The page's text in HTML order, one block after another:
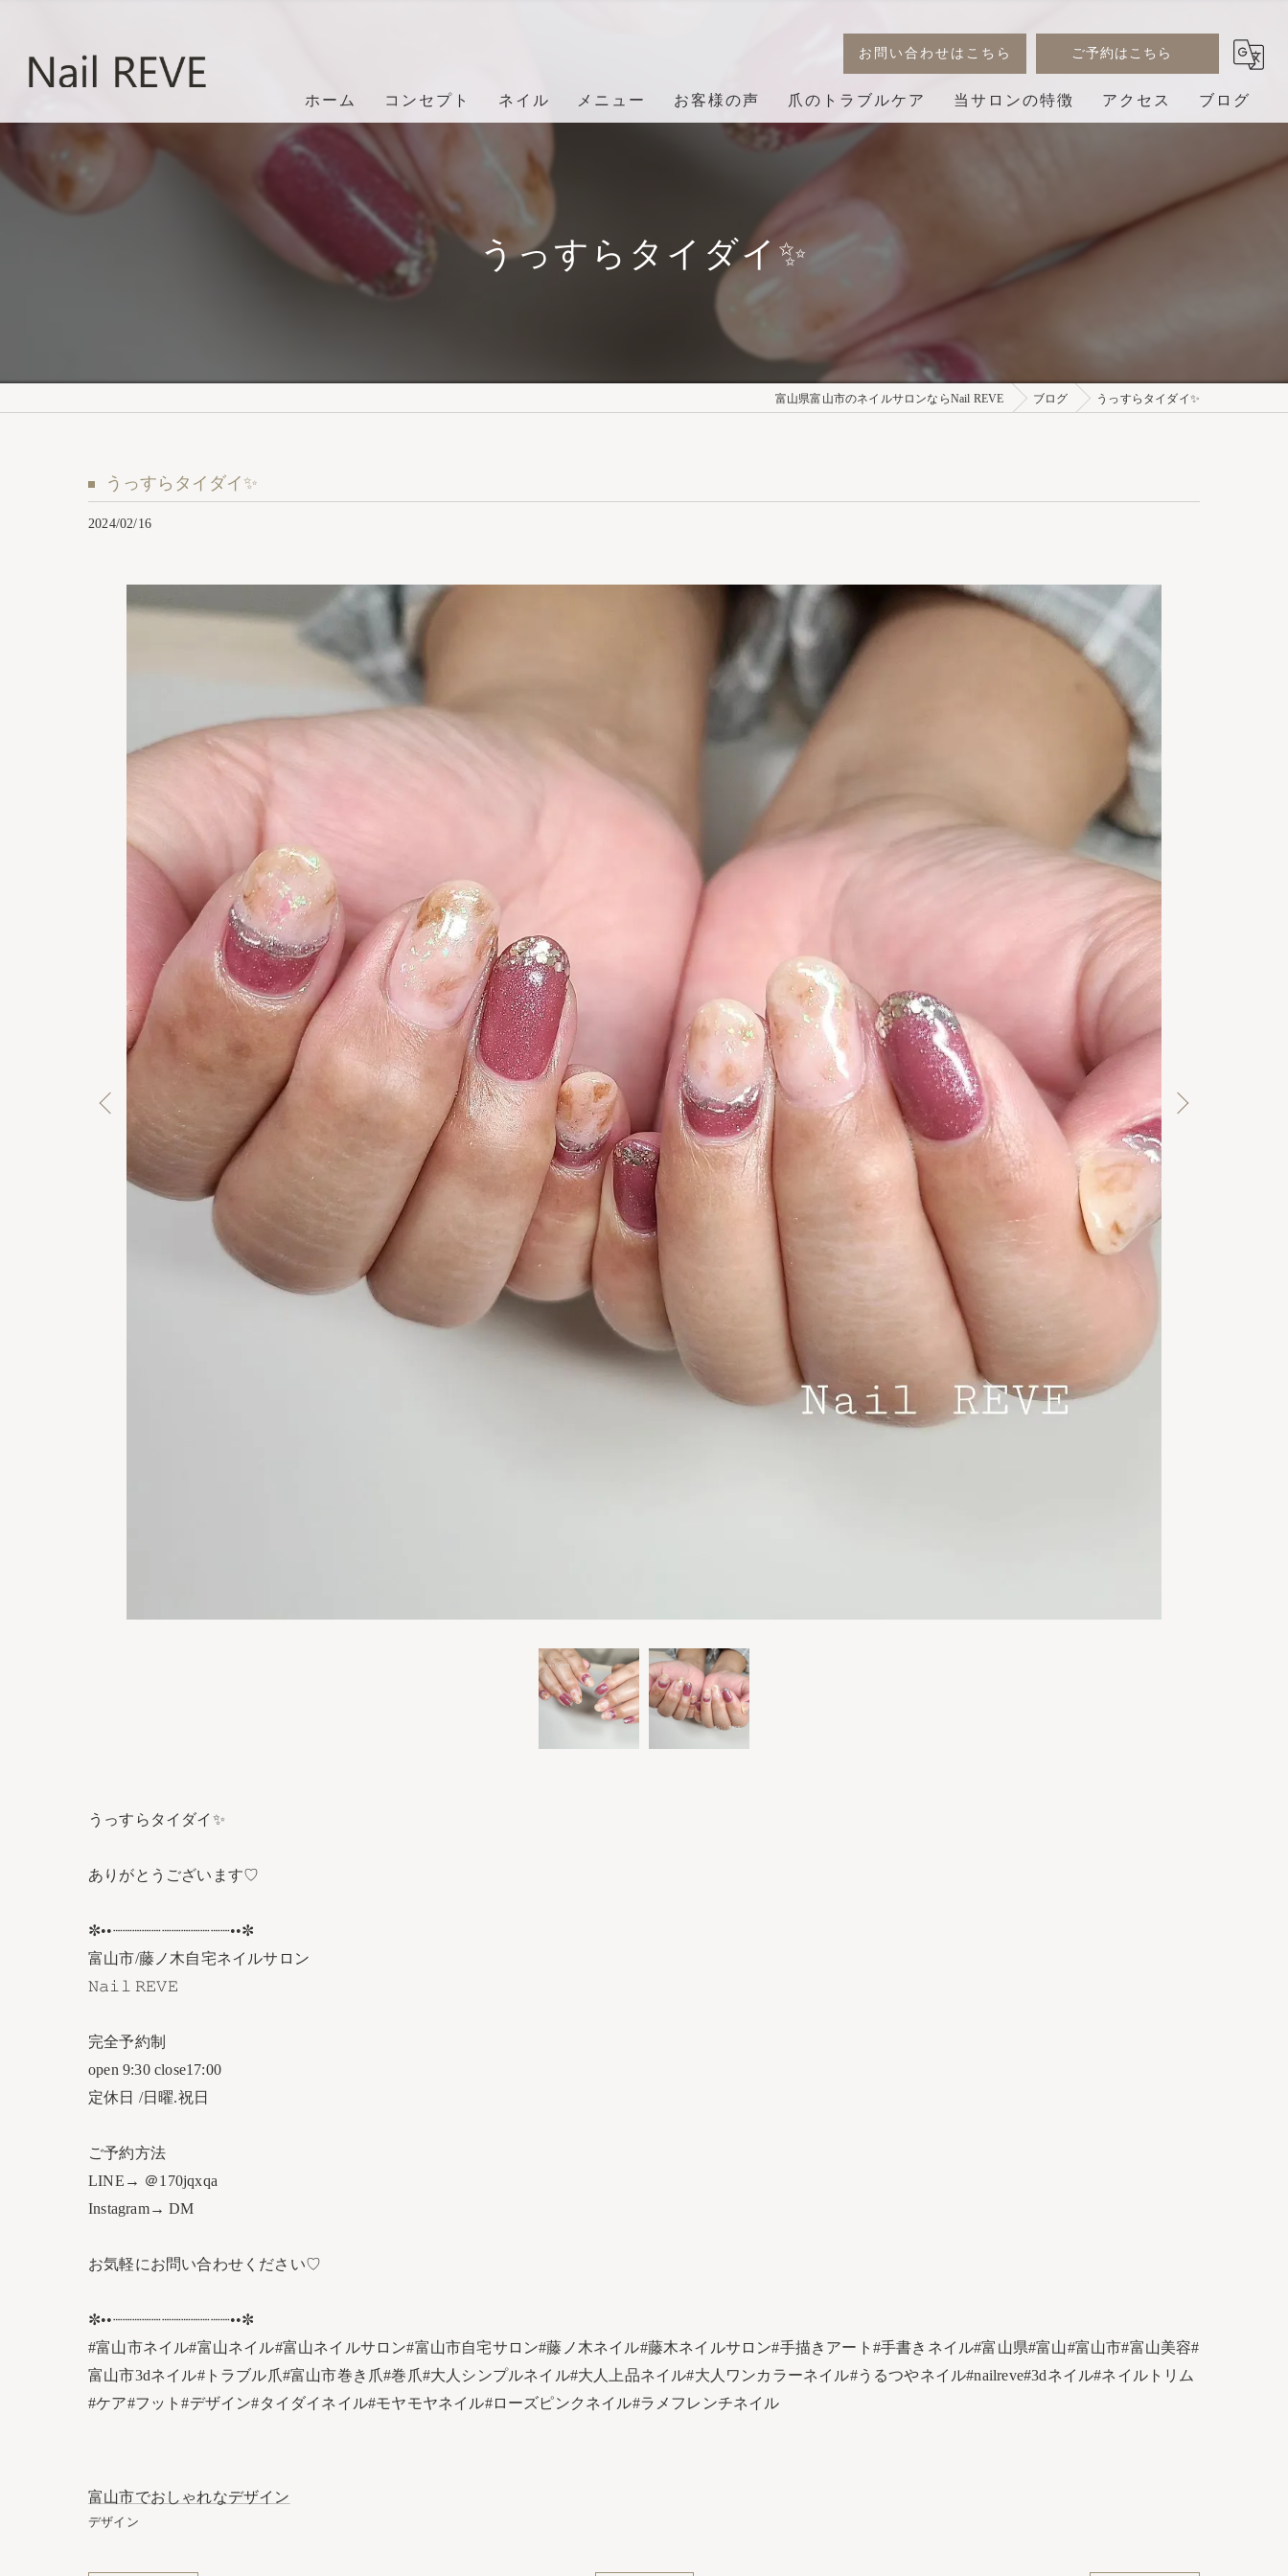
お問い合わせはこちら ご予約はこちら
ホーム コンセプト ネイル メニュー お客様の声 爪のトラブルケア 当サロンの特徴
3D
アクセス ブログ
うっすらタイダイ✨
富山県富山市のネイルサロンならNail REVE ブログ うっすらタイダイ✨
うっすらタイダイ✨
2024/02/16
うっすらタイダイ✨
ありがとうございます♡
✼••┈┈┈┈┈┈┈┈┈┈┈┈••✼
富山市/藤ノ木自宅ネイルサロン
𝙽𝚊𝚒𝚕 𝚁𝙴𝚅𝙴
完全予約制
open 9:30 close17:00
定休日 /日曜.祝日
ご予約方法
LINE→ ＠170jqxqa
Instagram→ DM
お気軽にお問い合わせください♡
✼••┈┈┈┈┈┈┈┈┈┈┈┈••✼
#富山市ネイル#富山ネイル#富山ネイルサロン#富山市自宅サロン#藤ノ木ネイル#藤木ネイルサロン#手描きアート#手書きネイル#富山県#富山#富山市#富山美容#
富山市3dネイル#トラブル爪#富山市巻き爪#巻爪#大人シンプルネイル#大人上品ネイル#大人ワンカラーネイル#うるつやネイル#nailreve#3dネイル#ネイルトリム
#ケア#フット#デザイン#タイダイネイル#モヤモヤネイル#ローズピンクネイル#ラメフレンチネイル
富山市でおしゃれなデザイン
デザイン